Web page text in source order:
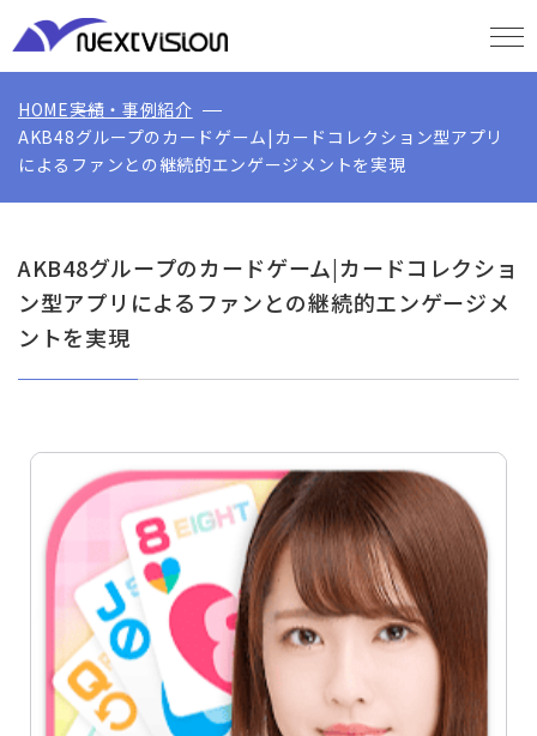
HOME実績・事例紹介
AKB48グループのカードゲーム|カードコレクション型アプリ
によるファンとの継続的エンゲージメントを実現
AKB48グループのカードゲーム|カードコレクショ
ン型アプリによるファンとの継続的エンゲージメ
ントを実現